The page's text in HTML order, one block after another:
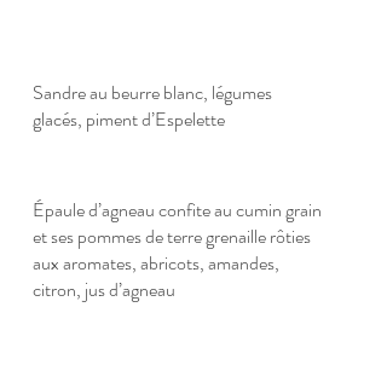
Sandre au beurre blanc, légumes
glacés, piment d’Espelette
Épaule d’agneau confite au cumin grain
et ses pommes de terre grenaille rôties
aux aromates, abricots, amandes,
citron, jus d’agneau